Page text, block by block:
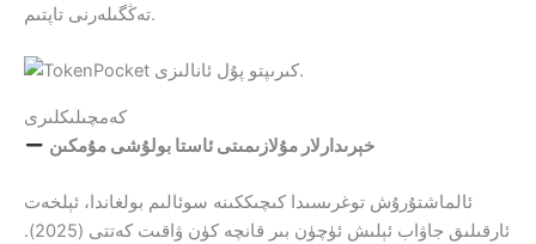
تەڭگىلەرنى تاپتىم.
كەمچىلىكلىرى
خېرىدارلار مۇلازىمىتى ئاستا بولۇشى مۇمكىن
ئالماشتۇرۇش توغرىسىدا كىچىككىنە سوئالىم بولغاندا، ئېلخەت
ئارقىلىق جاۋاب ئېلىش ئۈچۈن بىر قانچە كۈن ۋاقىت كەتتى (2025).